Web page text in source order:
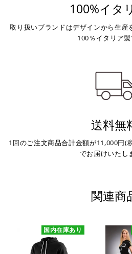
100%イタ
取り扱いブランドはデザインから生産
100％イタリア製
送料無
1回のご注文商品合計金額が11,000円(
でお届けいたし
関連商
国内在庫あり